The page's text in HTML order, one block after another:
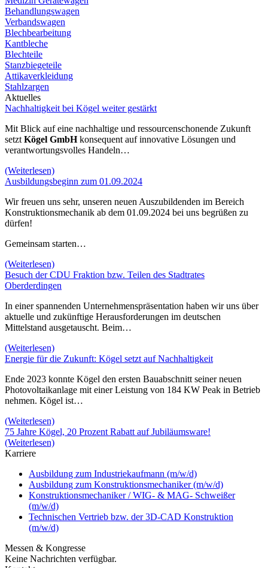
Behandlungswagen
Verbandswagen
Blechbearbeitung
Kantbleche
Blechteile
Stanzbiegeteile
Attikaverkleidung
Stahlzargen
Aktuelles
Nachhaltigkeit bei Kögel weiter gestärkt
Mit Blick auf eine nachhaltige und ressourcenschonende Zukunft
setzt Kögel GmbHkonsequent auf innovative Lösungen und
verantwortungsvolles Handeln…
(Weiterlesen)
Ausbildungsbeginn zum 01.09.2024
Wir freuen uns sehr, unseren neuen Auszubildenden im Bereich
Konstruktionsmechanik ab dem 01.09.2024 bei uns begrüßen zu
dürfen!
Gemeinsam starten…
(Weiterlesen)
Besuch der CDU Fraktion bzw. Teilen des Stadtrates
Oberderdingen
In einer spannenden Unternehmenspräsentation haben wir uns über
aktuelle und zukünftige Herausforderungen im deutschen
Mittelstand ausgetauscht. Beim…
(Weiterlesen)
Energie für die Zukunft: Kögel setzt auf Nachhaltigkeit
Ende 2023 konnte Kögel den ersten Bauabschnitt seiner neuen
Photovoltaikanlage mit einer Leistung von 184 KW Peak in Betrieb
nehmen. Kögel ist…
(Weiterlesen)
75 Jahre Kögel, 20 Prozent Rabatt auf Jubiläumsware!
(Weiterlesen)
Karriere
Ausbildung zum Industriekaufmann (m/w/d)
Ausbildung zum Konstruktionsmechaniker (m/w/d)
Konstruktionsmechaniker / WIG- & MAG- Schweißer
(m/w/d)
Technischen Vertrieb bzw. der 3D-CAD Konstruktion
(m/w/d)
Messen & Kongresse
Keine Nachrichten verfügbar.